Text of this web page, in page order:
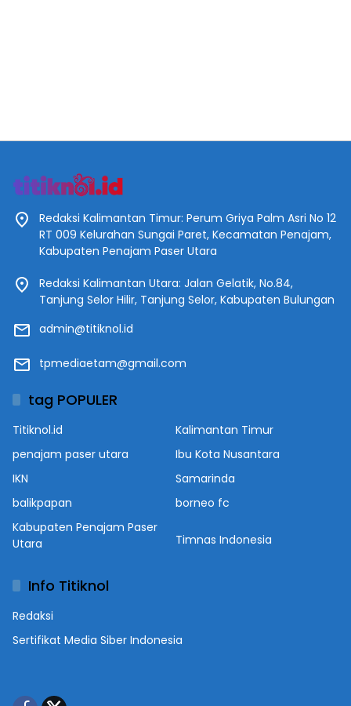
Redaksi Kalimantan Timur: Perum Griya Palm Asri No 12
RT 009 Kelurahan Sungai Paret, Kecamatan Penajam,
Kabupaten Penajam Paser Utara
Redaksi Kalimantan Utara: Jalan Gelatik, No.84,
Tanjung Selor Hilir, Tanjung Selor, Kabupaten Bulungan
admin@titiknol.id
tpmediaetam@gmail.com
tag POPULER
Titiknol.id
Kalimantan Timur
penajam paser utara
Ibu Kota Nusantara
IKN
Samarinda
balikpapan
borneo fc
Kabupaten Penajam Paser
Utara
Timnas Indonesia
Info Titiknol
Redaksi
Sertifikat Media Siber Indonesia